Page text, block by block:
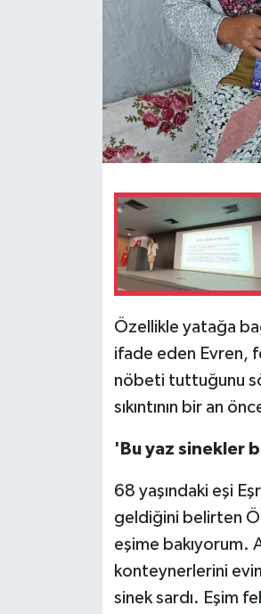
Özellikle yatağa
ifade eden Evren,
nöbeti tuttuğunu
sıkıntının bir an
'Bu yaz sinekler
68 yaşındaki eşi
geldiğini belirten
eşime bakıyorum.
konteynerlerini
sinek sardı. Eşim